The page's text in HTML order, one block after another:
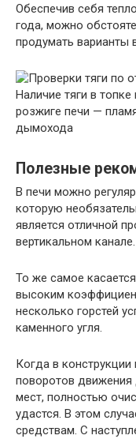
Обеспечив себя
года, можно
продумать варианты
Наличие тяги в
розжиге печи —
дымохода
Полезные
В печи можно
которую
является отличной
вертикальном канале.
То же самое
высоким
несколько горстей
каменного угля.
Когда в
поворотов движения
мест, полностью
удастся. В этом
средствам. С